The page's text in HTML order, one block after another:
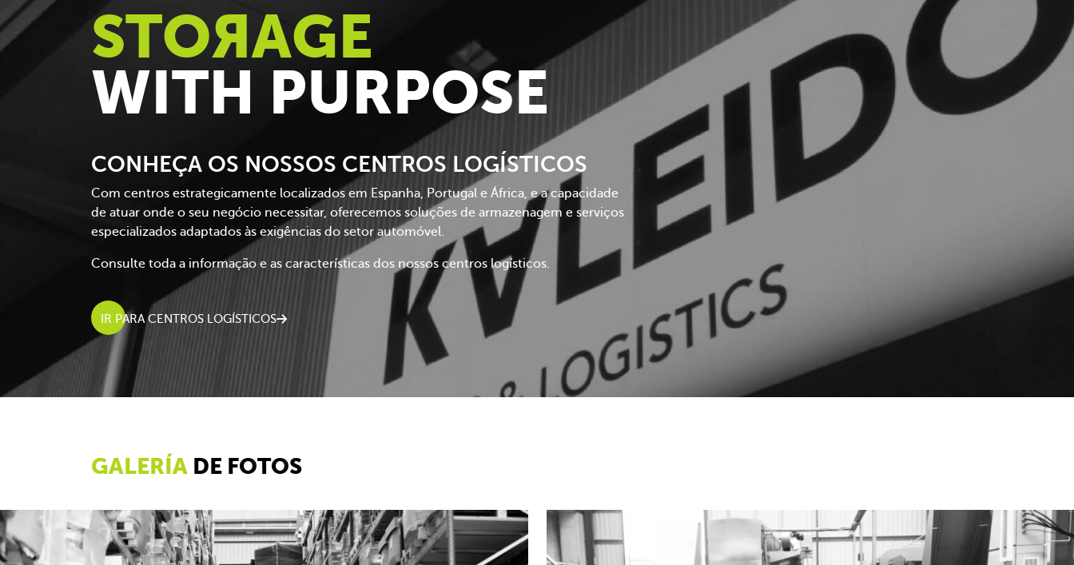
STORAGE
WITH PURPOSE
CONHEÇA OS NOSSOS CENTROS LOGÍSTICOS
Com centros estrategicamente localizados em Espanha, Portugal e África, e a capacidade
de atuar onde o seu negócio necessitar, oferecemos soluções de armazenagem e serviços
especializados adaptados às exigências do setor automóvel.
Consulte toda a informação e as características dos nossos centros logísticos.
IR PARA CENTROS LOGÍSTICOS
GALERÍA DE FOTOS